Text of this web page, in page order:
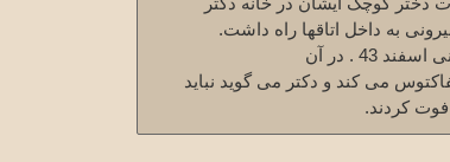
به داخل اتاقها راه داشت.
ایشان تا وفات همسرشان در خانه دکتر تمدن بودند، یعنی اسفند 43 . در آن
می کند و دکتر می گوید نباید
فوت کردند.